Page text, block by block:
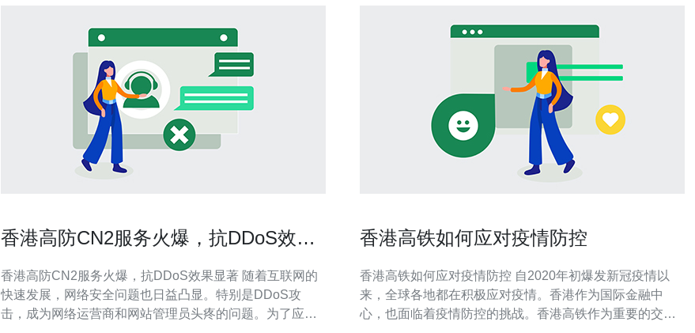
香港高防CN2服务火爆，抗DDoS效果
香港高防CN2服务火爆，抗DDoS效果显著 随着互联网的
快速发展，网络安全问题也日益凸显。特别是DDoS攻
击，成为网络运营商和网站管理员头疼的问题。为了应对
香港高铁如何应对疫情防控
香港高铁如何应对疫情防控 自2020年初爆发新冠疫情以
来，全球各地都在积极应对疫情。香港作为国际金融中
心，也面临着疫情防控的挑战。香港高铁作为重要的交通